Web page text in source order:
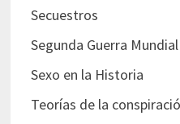
Secuestros
Segunda Guerra Mundial
Sexo en la Historia
Teorías de la